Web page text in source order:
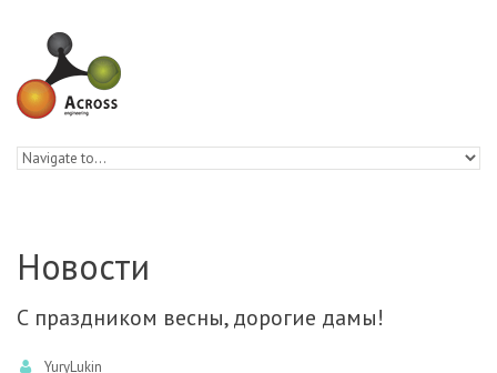
Новости
С праздником весны, дорогие дамы!
YuryLukin